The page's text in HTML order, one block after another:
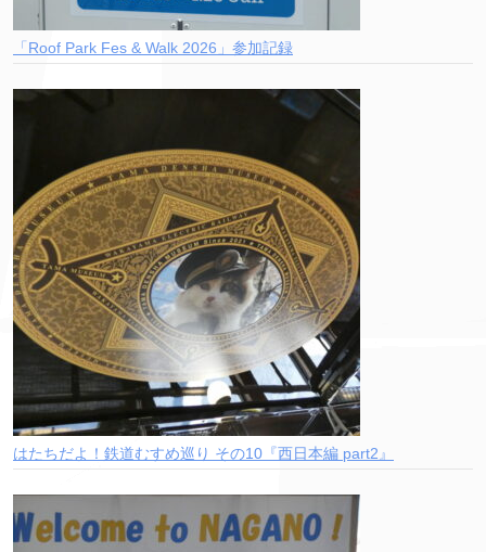
「Roof Park Fes & Walk 2026」参加記録
はたちだよ！鉄道むすめ巡り その10『西日本編 part2』